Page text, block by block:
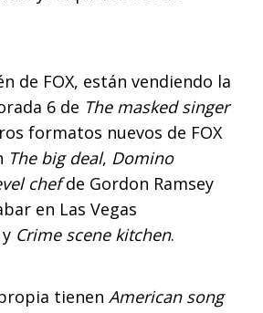
de FOX, están vendiendo la
6 de The masked singer
formatos nuevos de FOX
The big deal, Domino
chefde Gordon Ramsey
en Las Vegas
Crime scene kitchen.
tienen American song